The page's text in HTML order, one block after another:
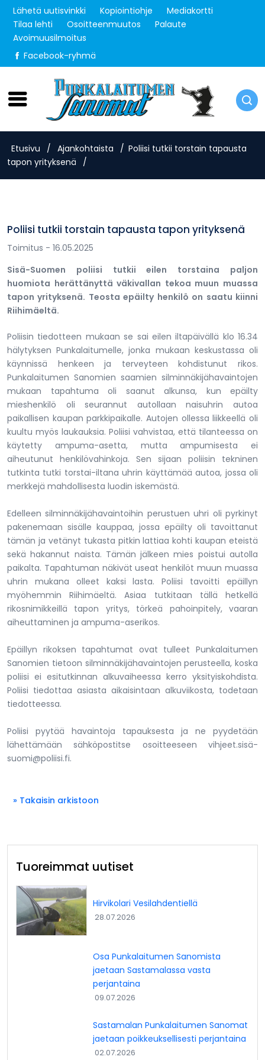
Lähetä uutisvinkki Kopiointiohje
Mediakortti
Tilaa lehti
Osoitteenmuutos
Palaute
Avoimuusilmoitus
Facebook-ryhmä
Lauantai 8.8.2026
Etusivu / Ajankohtaista / Poliisi tutkii torstain tapausta
tapon yrityksenä
/
Poliisi tutkii torstain tapausta tapon yrityksenä
Toimitus - 16.05.2025
Sisä-Suomen poliisi tutkii eilen torstaina paljon
huomiota herättänyttä väkivallan tekoa muun muassa
tapon yrityksenä. Teosta epäilty henkilö on saatu kiinni
Riihimäeltä.
Poliisin tiedotteen mukaan se sai eilen iltapäivällä klo 16.34
hälytyksen Punkalaitumelle, jonka mukaan keskustassa oli
käynnissä henkeen ja terveyteen kohdistunut rikos.
Punkalaitumen Sanomien saamien silminnäkijähavaintojen
mukaan tapahtuma oli saanut alkunsa, kun epäilty
mieshenkilö oli seurannut autollaan naisuhrin autoa
paikallisen kaupan parkkipaikalle. Autojen ollessa liikkeellä oli
kuultu myös laukauksia. Poliisi vahvistaa, että tilanteessa on
käytetty ampuma-asetta, mutta ampumisesta ei
aiheutunut henkilövahinkoja. Sen sijaan poliisin tekninen
tutkinta tutki torstai-iltana uhrin käyttämää autoa, jossa oli
merkkejä mahdollisesta luodin iskemästä.
Edelleen silminnäkijähavaintoihin perustuen uhri oli pyrkinyt
pakenemaan sisälle kauppaa, jossa epäilty oli tavoittanut
tämän ja vetänyt tukasta pitkin lattiaa kohti kaupan eteistä
sekä hakannut naista. Tämän jälkeen mies poistui autolla
paikalta. Tapahtuman näkivät useat henkilöt muun muassa
uhrin mukana olleet kaksi lasta. Poliisi tavoitti epäillyn
myöhemmin Riihimäeltä. Asiaa tutkitaan tällä hetkellä
rikosnimikkeillä tapon yritys, törkeä pahoinpitely, vaaran
aiheuttaminen ja ampuma-aserikos.
Epäillyn rikoksen tapahtumat ovat tulleet Punkalaitumen
Sanomien tietoon silminnäkijähavaintojen perusteella, koska
poliisi ei esitutkinnan alkuvaiheessa kerro yksityiskohdista.
Poliisi tiedottaa asiasta aikaisintaan alkuviikosta, todetaan
tiedotteessa.
Poliisi pyytää havaintoja tapauksesta ja ne pyydetään
lähettämään sähköpostitse osoitteeseen vihjeet.sisä-
suomi@poliisi.fi.
» Takaisin arkistoon
Tuoreimmat uutiset
Hirvikolari Vesilahdentiellä
28.07.2026
Osa Punkalaitumen Sanomista
jaetaan Sastamalassa vasta
perjantaina
09.07.2026
Sastamalan Punkalaitumen Sanomat
jaetaan poikkeuksellisesti perjantaina
02.07.2026